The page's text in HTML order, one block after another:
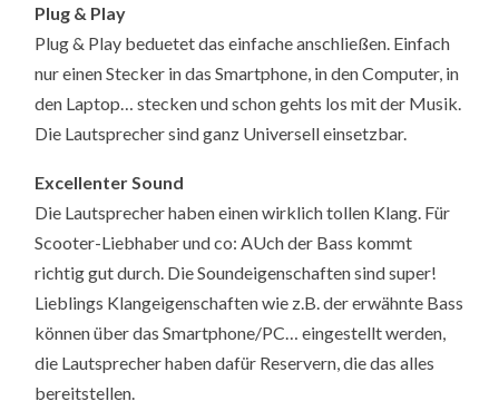
Plug & Play
Plug & Play beduetet das einfache anschließen. Einfach
nur einen Stecker in das Smartphone, in den Computer, in
den Laptop… stecken und schon gehts los mit der Musik.
Die Lautsprecher sind ganz Universell einsetzbar.
Excellenter Sound
Die Lautsprecher haben einen wirklich tollen Klang. Für
Scooter-Liebhaber und co: AUch der Bass kommt
richtig gut durch. Die Soundeigenschaften sind super!
Lieblings Klangeigenschaften wie z.B. der erwähnte Bass
können über das Smartphone/PC… eingestellt werden,
die Lautsprecher haben dafür Reservern, die das alles
bereitstellen.